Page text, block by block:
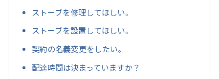
ストーブを修理してほしい。
ストーブを設置してほしい。
契約の名義変更をしたい。
配達時間は決まっていますか？